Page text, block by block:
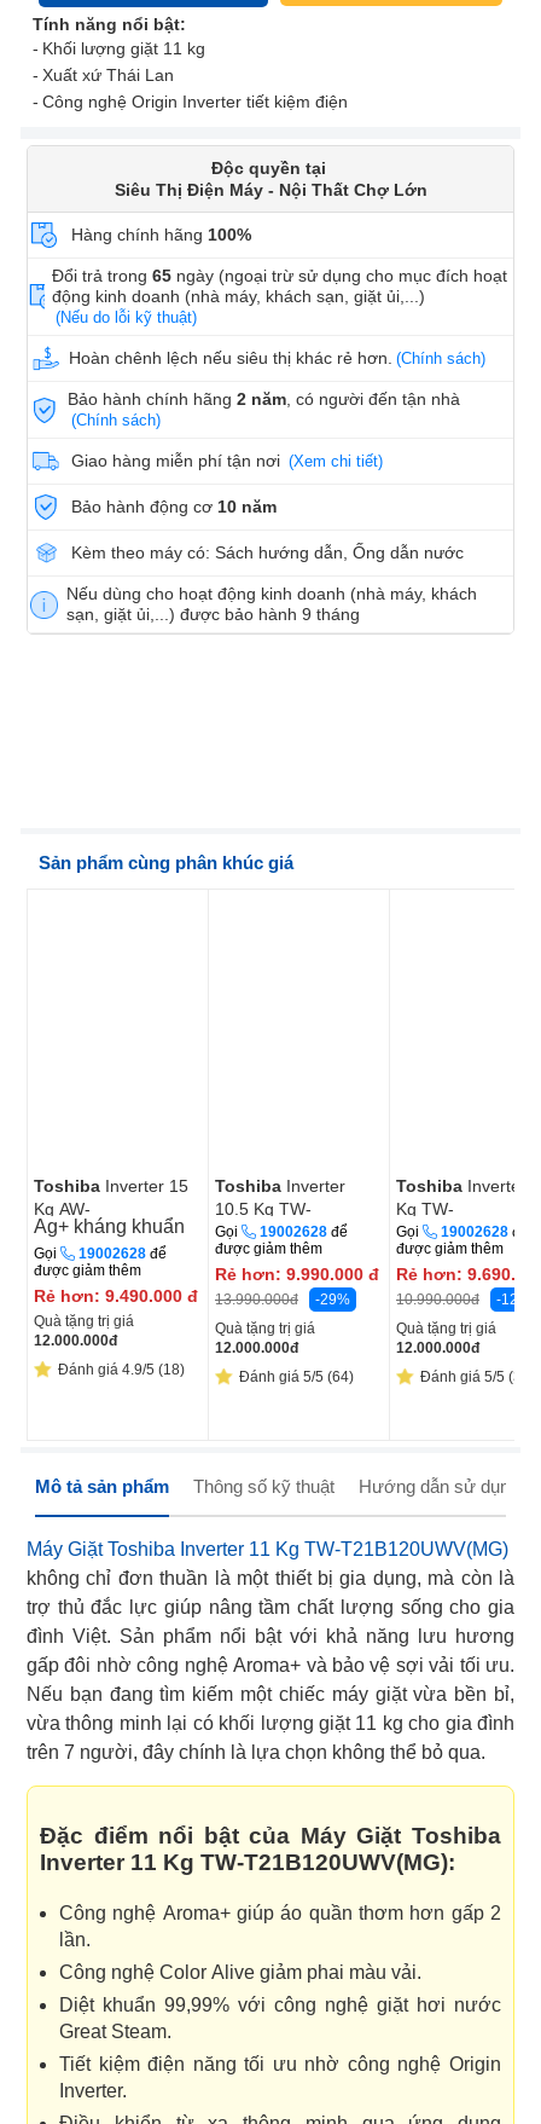
Tính năng nổi bật:
Khối lượng giặt 11 kg
Xuất xứ Thái Lan
Công nghệ Origin Inverter tiết kiệm điện
Độc quyền tại
Siêu Thị Điện Máy - Nội Thất Chợ Lớn
Hàng chính hãng 100%
Đổi trả trong65 ngày (ngoại trừ sử dụng cho mục đích hoạt
động kinh doanh (nhà máy, khách sạn, giặt ủi,...)
(Nếu do lỗi kỹ thuật)
Hoàn chênh lệch nếu siêu thị khác rẻ hơn. (Chính sách)
Bảo hành chính hãng2 năm , có người đến tận nhà
(Chính sách)
Giao hàng miễn phí tận nơi (Xem chi tiết)
Bảo hành động cơ 10 năm
Kèm theo máy có: Sách hướng dẫn, Ống dẫn nước
Nếu dùng cho hoạt động kinh doanh (nhà máy, khách
sạn, giặt ủi,...) được bảo hành 9 tháng
Sản phẩm cùng phân khúc giá
Toshiba Inverter 15
Kg AW-
T06D1600LV(MK)
Ag+ kháng khuẩn
Gọi 19002628 để
được giảm thêm
Rẻ hơn: 9.490.000 đ
Quà tặng trị giá
12.000.000đ
Đánh giá 4.9/5 (18)
Toshiba Inverter
10.5 Kg TW-
T25BZU115MWV(MG)
Gọi 19002628 để
được giảm thêm
Rẻ hơn: 9.990.000 đ
13.990.000đ
-29%
Quà tặng trị giá
12.000.000đ
Đánh giá 5/5 (64)
Toshiba Inverter
Kg TW-
T33B120UWV(MK)
Gọi 19002628 để
được giảm thêm
Rẻ hơn:
10.990.000đ
-12%
Quà tặng trị giá
12.000.000đ
Đánh giá 5/5 (3)
Mô tả sản phẩm Thông số kỹ thuật Hướng dẫn sử dụng
Máy Giặt Toshiba Inverter 11 Kg TW-T21B120UWV(MG)
không chỉ đơn thuần là một thiết bị gia dụng, mà còn là
trợ thủ đắc lực giúp nâng tầm chất lượng sống cho gia
đình Việt. Sản phẩm nổi bật với khả năng lưu hương
gấp đôi nhờ công nghệ Aroma+ và bảo vệ sợi vải tối ưu.
Nếu bạn đang tìm kiếm một chiếc máy giặt vừa bền bỉ,
vừa thông minh lại có khối lượng giặt 11 kg cho gia đình
trên 7 người, đây chính là lựa chọn không thể bỏ qua.
Đặc điểm nổi bật của Máy Giặt Toshiba
Inverter 11 Kg TW-T21B120UWV(MG):
Công nghệ Aroma+ giúp áo quần thơm hơn gấp 2
lần.
Công nghệ Color Alive giảm phai màu vải.
Diệt khuẩn 99,99% với công nghệ giặt hơi nước
Great Steam.
Tiết kiệm điện năng tối ưu nhờ công nghệ Origin
Inverter.